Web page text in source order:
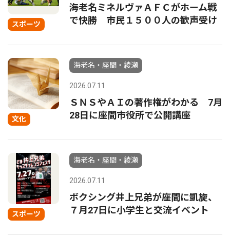
スポーツ
海老名ミネルヴァＡＦＣがホーム戦
で快勝 市民１５００人の歓声受け
文化
海老名・座間・綾瀬
2026.07.11
ＳＮＳやＡＩの著作権がわかる 7月
28日に座間市役所で公開講座
スポーツ
海老名・座間・綾瀬
2026.07.11
ボクシング井上兄弟が座間に凱旋、
７月27日に小学生と交流イベント